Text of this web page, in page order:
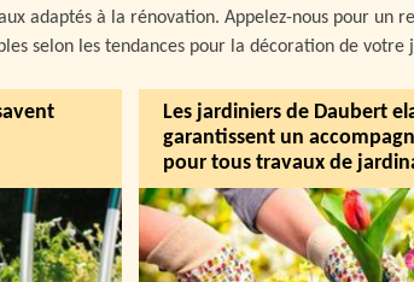
adaptés à la rénovation. Appelez-nous pour un
selon les tendances pour la décoration de votre
Les jardiniers de Daubert
garantissent un
pour tous travaux de